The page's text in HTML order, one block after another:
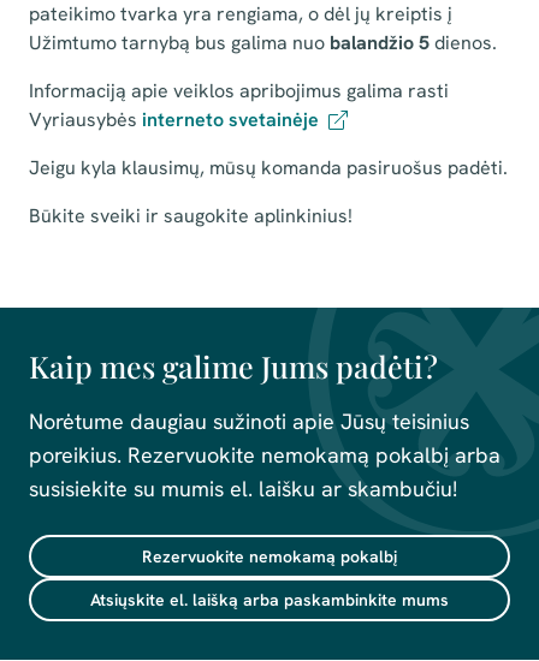
pateikimo tvarka yra rengiama, o dėl jų kreiptis į
Užimtumo tarnybą bus galima nuo balandžio 5dienos.
Informaciją apie veiklos apribojimus galima rasti
Vyriausybės interneto svetainėje
Jeigu kyla klausimų, mūsų komanda pasiruošus padėti.
Būkite sveiki ir saugokite aplinkinius!
Kaip mes galime Jums padėti?
Norėtume daugiau sužinoti apie Jūsų teisinius
poreikius. Rezervuokite nemokamą pokalbį arba
susisiekite su mumis el. laišku ar skambučiu!
Rezervuokite nemokamą pokalbį
Atsiųskite el. laišką arba paskambinkite mums